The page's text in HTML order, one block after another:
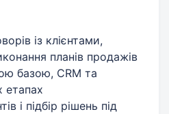
із клієнтами,
планів продажів
базою, CRM та
етапах
і підбір рішень під